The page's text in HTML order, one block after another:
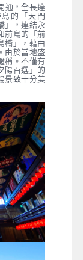
通，全長達
的「天門
」，連結永
前島的「前
橋」，藉由
由於當地盛
稱。不僅有
陽百選」的
景致十分美